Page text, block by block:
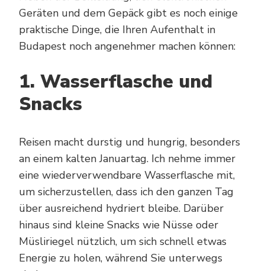
Geräten und dem Gepäck gibt es noch einige
praktische Dinge, die Ihren Aufenthalt in
Budapest noch angenehmer machen können:
1. Wasserflasche und
Snacks
Reisen macht durstig und hungrig, besonders
an einem kalten Januartag. Ich nehme immer
eine wiederverwendbare Wasserflasche mit,
um sicherzustellen, dass ich den ganzen Tag
über ausreichend hydriert bleibe. Darüber
hinaus sind kleine Snacks wie Nüsse oder
Müsliriegel nützlich, um sich schnell etwas
Energie zu holen, während Sie unterwegs